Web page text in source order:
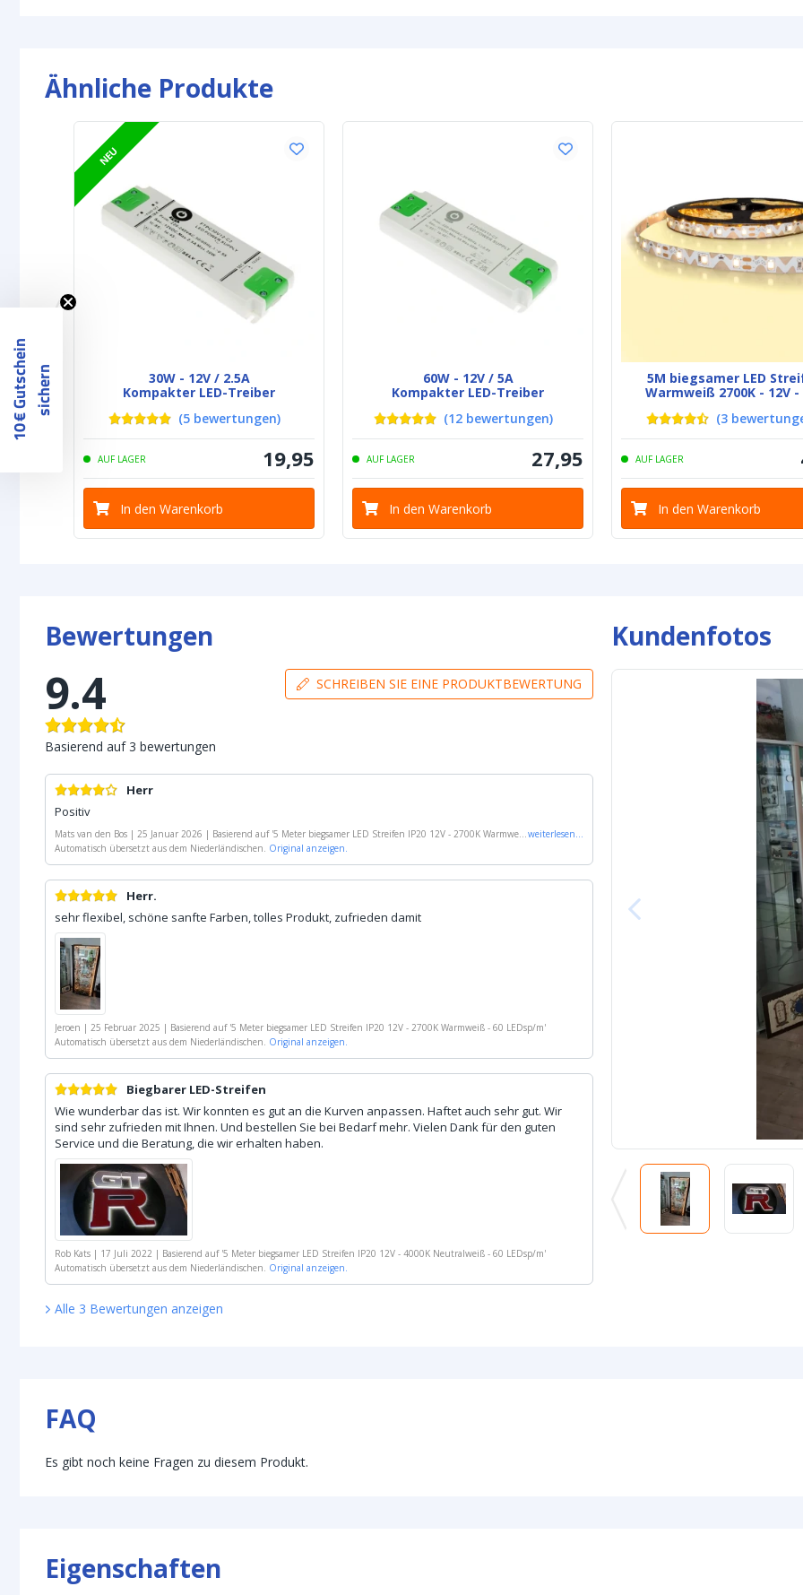
Ähnliche Produkte
NEU
30W - 12V / 2.5A
Kompakter LED-Treiber
(5 bewertungen)
AUF LAGER 19,95
In den Warenkorb
60W - 12V / 5A
Kompakter LED-Treiber
(12 bewertungen)
AUF LAGER 27,95
In den Warenkorb
5M biegsamer LED
Warmweiß 2700K - 12V -
(3
AUF LAGER
In den Warenkorb
Bewertungen
9.4
Basierend auf 3 bewertungen
SCHREIBEN SIE EINE PRODUKTBEWERTUNG
Herr
Positiv
Mats van den Bos | 25 Januar 2026 | Basierend auf'5 Meter biegsamer LED Streifen IP20 12V - 2700K Warmweiß
- 60 LEDsp/m'
weiterlesen...
Automatisch übersetzt aus dem Niederländischen. Original anzeigen.
Herr.
sehr flexibel, schöne sanfte Farben, tolles Produkt, zufrieden damit
Jeroen | 25 Februar 2025 | Basierend auf'5 Meter biegsamer LED Streifen IP20 12V - 2700K Warmweiß - 60 LEDsp/m'
Automatisch übersetzt aus dem Niederländischen. Original anzeigen.
Biegbarer LED-Streifen
Wie wunderbar das ist. Wir konnten es gut an die Kurven anpassen. Haftet auch sehr gut. Wir
sind sehr zufrieden mit Ihnen. Und bestellen Sie bei Bedarf mehr. Vielen Dank für den guten
Service und die Beratung, die wir erhalten haben.
Rob Kats | 17 Juli 2022 | Basierend auf'5 Meter biegsamer LED Streifen IP20 12V - 4000K Neutralweiß - 60 LEDsp/m'
Automatisch übersetzt aus dem Niederländischen. Original anzeigen.
Alle 3 Bewertungen anzeigen
Kundenfotos
FAQ
Es gibt noch keine Fragen zu diesem Produkt.
Eigenschaften
1
0
€
G
u
t
s
c
h
e
i
n
s
i
c
h
e
r n